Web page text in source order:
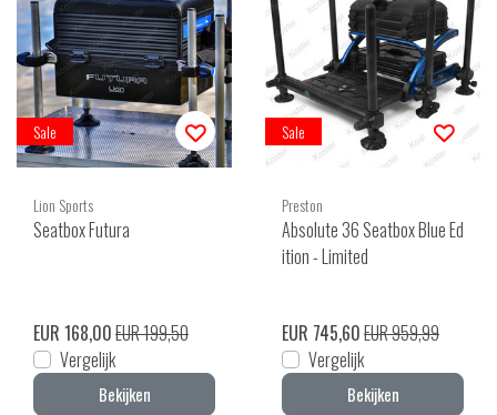
Sale
Lion Sports
Seatbox Futura
EUR 168,00EUR 199,50
Vergelijk
Bekijken
Sale
Preston
Absolute 36 Seatbox Blue Ed
ition - Limited
EUR 745,60EUR 959,99
Vergelijk
Bekijken